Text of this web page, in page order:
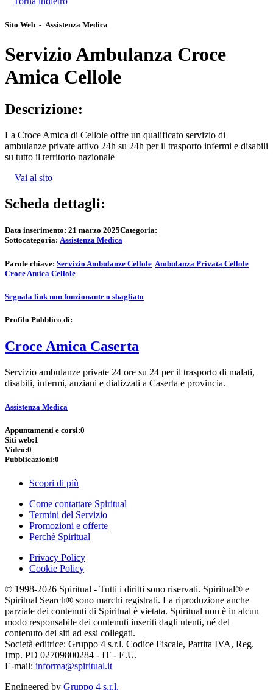
Sito Web - Assistenza Medica
Servizio Ambulanza Croce
Amica Cellole
Descrizione:
La Croce Amica di Cellole offre un qualificato servizio di
ambulanze private attivo 24h su 24h per il trasporto infermi e disabili
su tutto il territorio nazionale
Vai al sito
Scheda dettagli:
Data inserimento: 21 marzo 2025Categoria:
Sottocategoria: Assistenza Medica
Parole chiave: Servizio Ambulanze Cellole Ambulanza Privata Cellole
Croce Amica Cellole
Segnala link non funzionante o sbagliato
Profilo Pubblico di:
Croce Amica Caserta
Servizio ambulanze private 24 ore su 24 per il trasporto di malati,
disabili, infermi, anziani e dializzati a Caserta e provincia.
Assistenza Medica
Appuntamenti e corsi:0
Siti web:1
Video:0
Pubblicazioni:0
Scopri di più
Come contattare Spiritual
Termini del Servizio
Promozioni e offerte
Perchè Spiritual
Privacy Policy
Cookie Policy
© 1998-2026 Spiritual - Tutti i diritti sono riservati. Spiritual® e
Spiritual Search® sono marchi registrati. La riproduzione anche
parziale dei contenuti di Spiritual è vietata. Spiritual non è in alcun
modo responsabile dei contenuti inseriti dagli utenti, né del
contenuto dei siti ad essi collegati.
Società editrice: Gruppo 4 s.r.l. Codice Fiscale, Partita IVA, Reg.
Imp. PD 02709800284 - IT - E.U.
E-mail: informa@spiritual.it
Engineered by Gruppo 4 s.r.l.